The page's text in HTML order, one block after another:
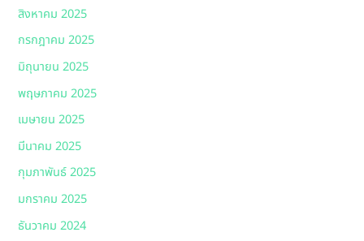
สิงหาคม 2025
กรกฎาคม 2025
มิถุนายน 2025
พฤษภาคม 2025
เมษายน 2025
มีนาคม 2025
กุมภาพันธ์ 2025
มกราคม 2025
ธันวาคม 2024